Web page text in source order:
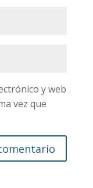
y web
vez que